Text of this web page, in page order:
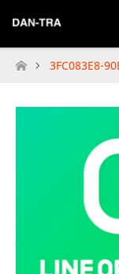
Home
3FC083E8-